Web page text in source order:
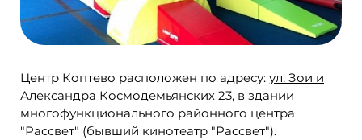
Центр Коптево расположен по адресу: ул. Зои и
Александра Космодемьянских 23, в здании
многофункционального районного центра
"Рассвет" (бывший кинотеатр "Рассвет").